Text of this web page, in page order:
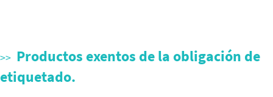
Productos exentos de la obligación de
etiquetado.